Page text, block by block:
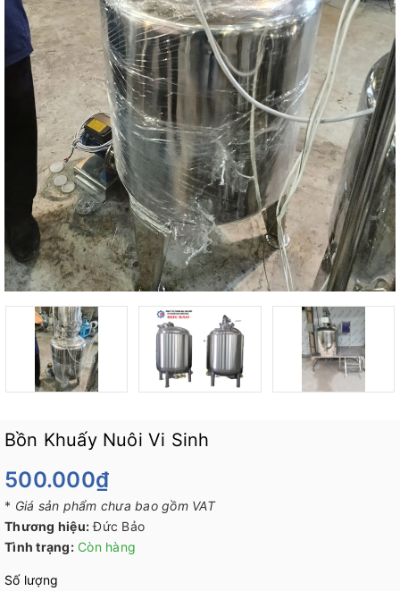
Bồn Khuấy Nuôi Vi Sinh
500.000₫
* Giá sản phẩm chưa bao gồm VAT
Thương hiệu: Đức Bảo
Tình trạng: Còn hàng
Số lượng